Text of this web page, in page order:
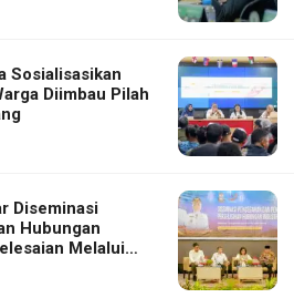
Sosialisasikan
Diimbau Pilah
Diseminasi
Hubungan
Melalui